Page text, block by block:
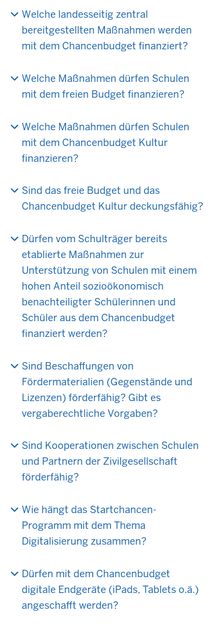
Welche landesseitig zentral
bereitgestellten Maßnahmen werden
mit dem Chancenbudget finanziert?
Welche Maßnahmen dürfen Schulen
mit dem freien Budget finanzieren?
Welche Maßnahmen dürfen Schulen
mit dem Chancenbudget Kultur
finanzieren?
Sind das freie Budget und das
Chancenbudget Kultur deckungsfähig?
Dürfen vom Schulträger bereits
etablierte Maßnahmen zur
Unterstützung von Schulen mit einem
hohen Anteil sozioökonomisch
benachteiligter Schülerinnen und
Schüler aus dem Chancenbudget
finanziert werden?
Sind Beschaffungen von
Fördermaterialien (Gegenstände und
Lizenzen) förderfähig? Gibt es
vergaberechtliche Vorgaben?
Sind Kooperationen zwischen Schulen
und Partnern der Zivilgesellschaft
förderfähig?
Wie hängt das Startchancen-
Programm mit dem Thema
Digitalisierung zusammen?
Dürfen mit dem Chancenbudget
digitale Endgeräte (iPads, Tablets o.ä.)
angeschafft werden?